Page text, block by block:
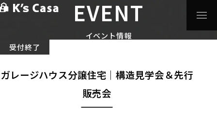
EVENT
イベント情報
>ガレージハウス分譲住宅｜構造見
受付終了
ガレージハウス分譲住宅｜構造見学会＆先行
販売会